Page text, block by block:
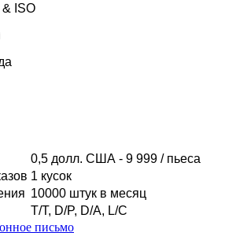
ISO
0,5 долл. США - 9 999 / пьеса
1 кусок
10000 штук в месяц
T/T, D/P, D/A, L/C
письмо